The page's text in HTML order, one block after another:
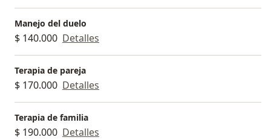
Manejo del duelo
$ 140.000 Detalles
Terapia de pareja
$ 170.000 Detalles
Terapia de familia
$ 190.000 Detalles